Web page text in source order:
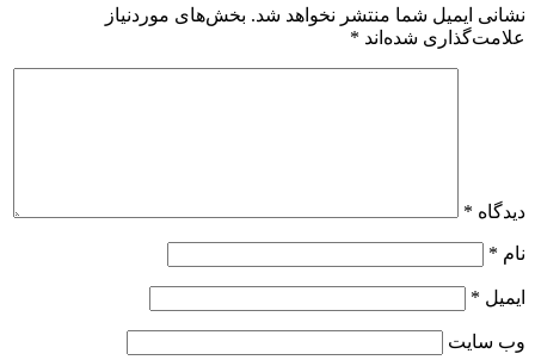
نشانی ایمیل شما منتشر نخواهد شد. بخش‌های موردنیاز
علامت‌گذاری شده‌اند *
دیدگاه *
نام *
ایمیل *
وب‌ سایت